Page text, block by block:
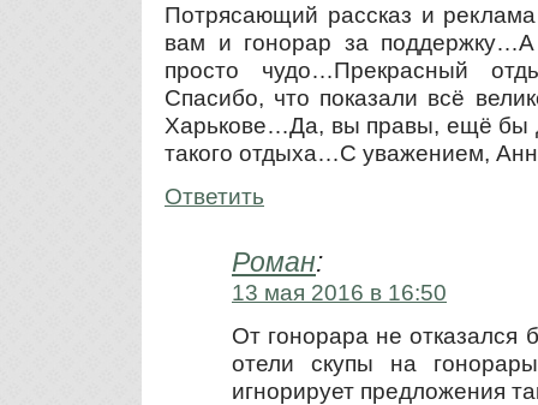
Потрясающий рассказ и
вам и гонорар за
просто чудо…Прекрасный
Спасибо, что показали всё
Харькове…Да, вы правы, ещё бы
такого отдыха…С уважением,
Ответить
Роман:
13 мая 2016 в 16:50
От гонорара не отказался
отели скупы на
игнорирует предложения